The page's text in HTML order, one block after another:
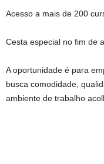
Acesso a mais de 200
Cesta especial no fim de
A oportunidade é para
busca comodidade,
ambiente de trabalho